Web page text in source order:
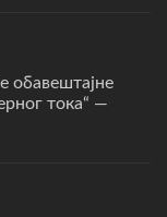
обавештајне
тока“ —